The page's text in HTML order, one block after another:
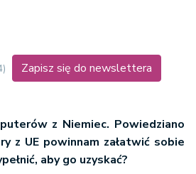
Zapisz się do newslettera
z Niemiec. Powiedziano
z UE powinnam załatwić sobie
aby go uzyskać?